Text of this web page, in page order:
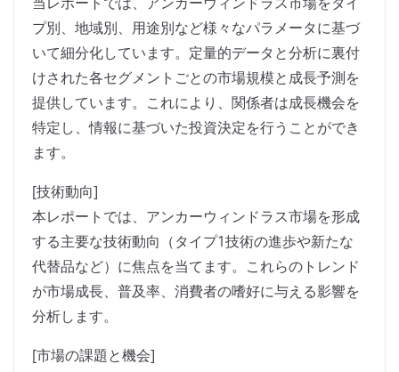
プ別、地域別、用途別など様々なパラメータに基づ
いて細分化しています。定量的データと分析に裏付
けされた各セグメントごとの市場規模と成長予測を
提供しています。これにより、関係者は成長機会を
特定し、情報に基づいた投資決定を行うことができ
ます。
[技術動向]
本レポートでは、アンカーウィンドラス市場を形成
する主要な技術動向（タイプ1技術の進歩や新たな
代替品など）に焦点を当てます。これらのトレンド
が市場成長、普及率、消費者の嗜好に与える影響を
分析します。
[市場の課題と機会]